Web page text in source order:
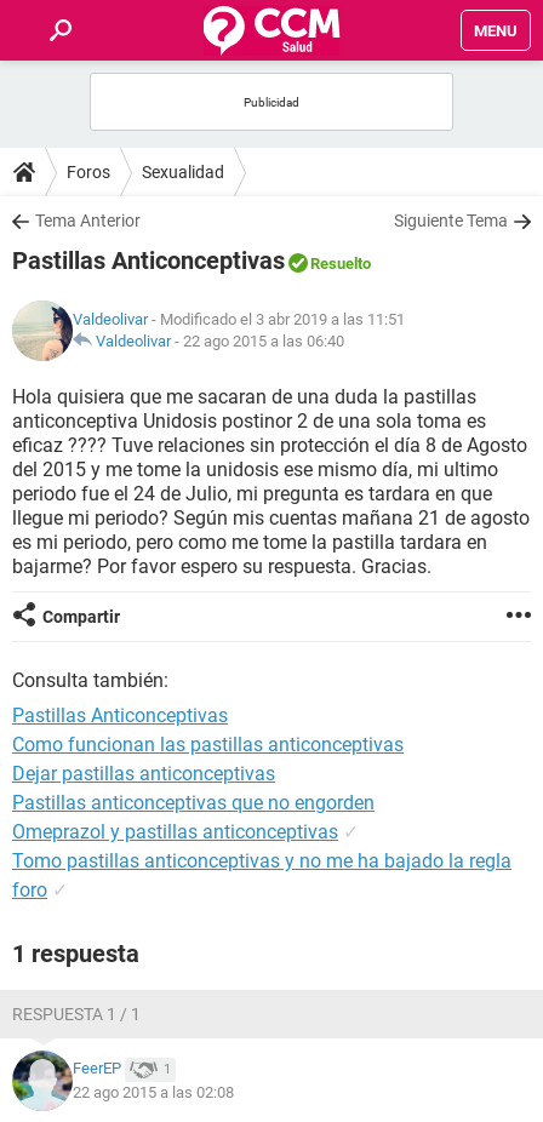
MENU
FOROS
SALUD
NUTRICIÓN
BIENESTAR
SEXUALIDAD
GLOSARIO
Foros Sexualidad
Tema Anterior Siguiente Tema
Pastillas Anticonceptivas Resuelto
Valdeolivar- Modificado el 3 abr 2019 a las 11:51
Valdeolivar- 22 ago 2015 a las 06:40
Hola quisiera que me sacaran de una duda la pastillas
anticonceptiva Unidosis postinor 2 de una sola toma es
eficaz ???? Tuve relaciones sin protección el día 8 de Agosto
del 2015 y me tome la unidosis ese mismo día, mi ultimo
periodo fue el 24 de Julio, mi pregunta es tardara en que
llegue mi periodo? Según mis cuentas mañana 21 de agosto
es mi periodo, pero como me tome la pastilla tardara en
bajarme? Por favor espero su respuesta. Gracias.
Compartir
Consulta también:
Pastillas Anticonceptivas
Como funcionan las pastillas anticonceptivas
Dejar pastillas anticonceptivas
Pastillas anticonceptivas que no engorden
Omeprazol y pastillas anticonceptivas ✓
Tomo pastillas anticonceptivas y no me ha bajado la regla
foro ✓
1 respuesta
RESPUESTA 1 / 1
FeerEP 1
22 ago 2015 a las 02:08